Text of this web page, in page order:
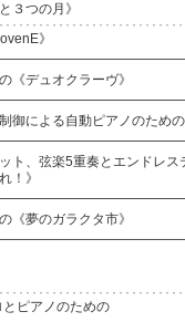
３つの月》
》
《デュオクラーヴ》
御による自動ピアノのため
ト、弦楽5重奏とエンドレス
！》
《夢のガラクタ市》
とピアノのための